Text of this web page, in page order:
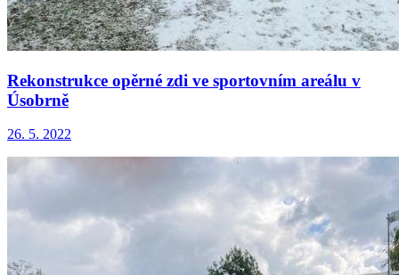
Rekonstrukce opěrné zdi ve sportovním areálu v
Úsobrně
26. 5. 2022